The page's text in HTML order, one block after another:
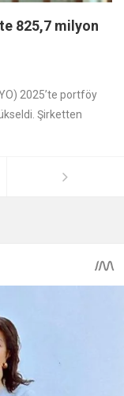
825,7 milyon
2025’te portföy
Şirketten